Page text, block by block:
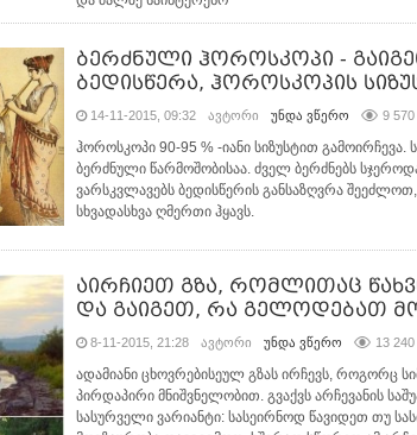
ბერძნული ჰოროსკოპი -
ბედისწერა, ჰოროსკოპის
14-11-2015, 09:32 ავტორი უნდა ვწერო 9 570
ჰოროსკოპი 90-95 % -იანი სიზუსტით გამოირჩევა.
ბერძნული წარმოშობისაა. ძველ ბერძნებს
ვარსკვლავებს ბედისწერის განსაზღვრა
სხვადასხვა ღმერთი ჰყავს.
აირჩიეთ გზა, რომლითაც
და გაიგეთ, რა გელოდებათ
8-11-2015, 21:28 ავტორი უნდა ვწერო 13 240
ადამიანი ცხოვრებისეულ გზას ირჩევს, როგორც
პირდაპირი მნიშვნელობით. გვაქვს არჩევანის
სასურველი ვარიანტი: სასეირნოდ წავიდეთ თუ